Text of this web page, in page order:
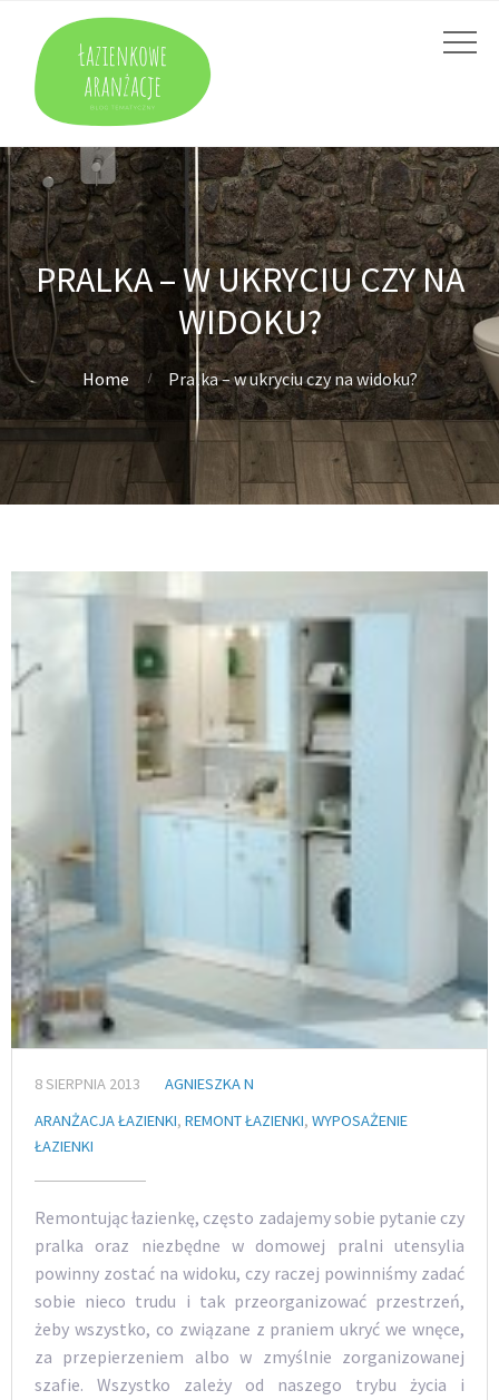
PRALKA – W UKRYCIU CZY NA
WIDOKU?
Home Pralka – w ukryciu czy na widoku?
8 SIERPNIA 2013
AGNIESZKA N
ARANŻACJA ŁAZIENKI, REMONT ŁAZIENKI, WYPOSAŻENIE
ŁAZIENKI
Remontując łazienkę, często zadajemy sobie pytanie czy
pralka oraz niezbędne w domowej pralni utensylia
powinny zostać na widoku, czy raczej powinniśmy zadać
sobie nieco trudu i tak przeorganizować przestrzeń,
żeby wszystko, co związane z praniem ukryć we wnęce,
za przepierzeniem albo w zmyślnie zorganizowanej
szafie. Wszystko zależy od naszego trybu życia i